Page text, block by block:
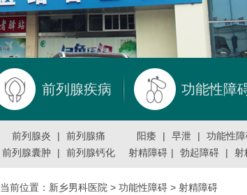
前列腺疾病
前列腺炎 |
前列腺痛
前列腺囊肿
| 前列腺钙化
功能性障
阳痿 | 早泄 |
功能性
射精障碍 | 勃起障碍 | 射
当前位置： 新乡男科医院 > 功能性障碍 > 射精障碍